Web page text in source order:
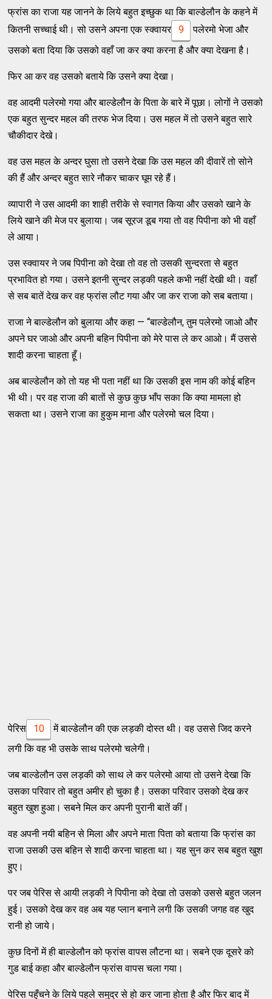
फ्रांस का राजा यह जानने के लिये बहुत इच्छुक था कि बाल्डेलौन के कहने में
कितनी सच्चाई थी। सो उसने अपना एक स्क्वायर
9
पलेरमो भेजा और
उसको बता दिया कि उसको वहाँ जा कर क्या करना है और क्या देखना है।
फिर आ कर वह उसको बताये कि उसने क्या देखा।
वह आदमी पलेरमो गया और बाल्डेलौन के पिता के बारे में पूछा। लोगों ने उसको
एक बहुत सुन्दर महल की तरफ भेज दिया। उस महल में तो उसने बहुत सारे
चौकीदार देखे।
वह उस महल के अन्दर घुसा तो उसने देखा कि उस महल की दीवारें तो सोने
की हैं और अन्दर बहुत सारे नौकर चाकर घूम रहे हैं।
व्यापारी ने उस आदमी का शाही तरीके से स्वागत किया और उसको खाने के
लिये खाने की मेज पर बुलाया। जब सूरज डूब गया तो वह पिपीना को भी वहाँ
ले आया।
उस स्क्वायर ने जब पिपीना को देखा तो वह तो उसकी सुन्दरता से बहुत
प्रभावित हो गया। उसने इतनी सुन्दर लड़की पहले कभी नहीं देखी थी। वहाँ
से सब बातें देख कर वह फ्रांस लौट गया और जा कर राजा को सब बताया।
राजा ने बाल्डेलौन को बुलाया और कहा — “बाल्डेलौन, तुम पलेरमो जाओ और
अपने घर जाओ और अपनी बहिन पिपीना को मेरे पास ले कर आओ। मैं उससे
शादी करना चाहता हूँ।
अब बाल्डेलौन को तो यह भी पता नहीं था कि उसकी इस नाम की कोई बहिन
भी थी। पर वह राजा की बातों से कुछ कुछ भाँप सका कि क्या मामला हो
सकता था। उसने राजा का हुकुम माना और पलेरमो चल दिया।
पेरिस 10
में बाल्डेलौन की एक लड़की दोस्त थी। वह उससे जिद करने
लगी कि वह भी उसके साथ पलेरमो चलेगी।
जब बाल्डेलौन उस लड़की को साथ ले कर पलेरमो आया तो उसने देखा कि
उसका परिवार तो बहुत अमीर हो चुका है। उसका परिवार उसको देख कर
बहुत खुश हुआ। सबने मिल कर अपनी पुरानी बातें कीं।
वह अपनी नयी बहिन से मिला और अपने माता पिता को बताया कि फ्रांस का
राजा उसकी उस बहिन से शादी करना चाहता था। यह सुन कर सब बहुत खुश
हुए।
पर जब पेरिस से आयी लड़की ने पिपीना को देखा तो उसको उससे बहुत जलन
हुई। उसको देख कर वह अब यह प्लान बनाने लगी कि उसकी जगह वह खुद
रानी हो जाये।
कुछ दिनों में ही बाल्डेलौन को फ्रांस वापस लौटना था। सबने एक दूसरे को
गुड बाई कहा और बाल्डेलौन फ्रांस वापस चला गया।
पेरिस पहुँचने के लिये पहले समुद्र से हो कर जाना होता है और फिर बाद में